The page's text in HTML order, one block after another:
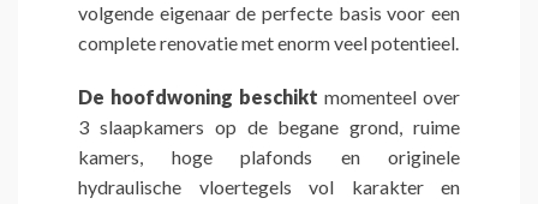
volgende eigenaar de perfecte basis voor een
complete renovatie met enorm veel potentieel.
De hoofdwoning beschikt momenteel over
3 slaapkamers op de begane grond, ruime
kamers, hoge plafonds en originele
hydraulische vloertegels vol karakter en